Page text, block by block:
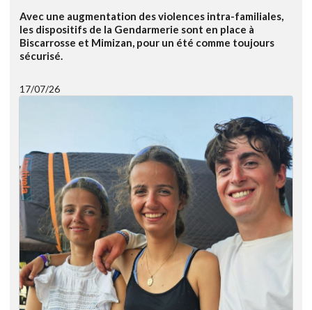
Avec une augmentation des violences intra-familiales,
les dispositifs de la Gendarmerie sont en place à
Biscarrosse et Mimizan, pour un été comme toujours
sécurisé.
17/07/26